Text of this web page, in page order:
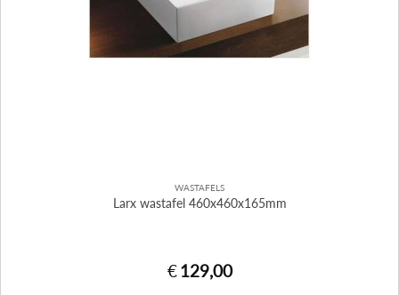
WASTAFELS
Larx wastafel 460x460x165mm
€ 129,00